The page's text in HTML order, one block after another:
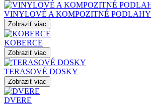
VINYLOVÉ A KOMPOZITNÉ PODLAHY
Zobraziť viac
KOBERCE
Zobraziť viac
TERASOVÉ DOSKY
Zobraziť viac
DVERE